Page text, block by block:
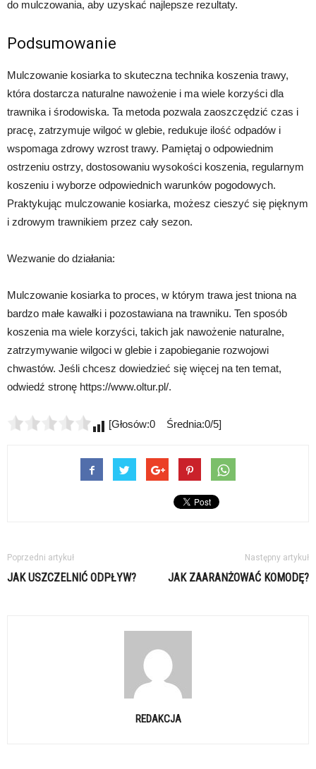
do mulczowania, aby uzyskać najlepsze rezultaty.
Podsumowanie
Mulczowanie kosiarka to skuteczna technika koszenia trawy,
która dostarcza naturalne nawożenie i ma wiele korzyści dla
trawnika i środowiska. Ta metoda pozwala zaoszczędzić czas i
pracę, zatrzymuje wilgoć w glebie, redukuje ilość odpadów i
wspomaga zdrowy wzrost trawy. Pamiętaj o odpowiednim
ostrzeniu ostrzy, dostosowaniu wysokości koszenia, regularnym
koszeniu i wyborze odpowiednich warunków pogodowych.
Praktykując mulczowanie kosiarka, możesz cieszyć się pięknym
i zdrowym trawnikiem przez cały sezon.
Wezwanie do działania:
Mulczowanie kosiarka to proces, w którym trawa jest tniona na
bardzo małe kawałki i pozostawiana na trawniku. Ten sposób
koszenia ma wiele korzyści, takich jak nawożenie naturalne,
zatrzymywanie wilgoci w glebie i zapobieganie rozwojowi
chwastów. Jeśli chcesz dowiedzieć się więcej na ten temat,
odwiedź stronę https://www.oltur.pl/.
[Głosów:0 Średnia:0/5]
Poprzedni artykuł
JAK USZCZELNIĆ ODPŁYW?
Następny artykuł
JAK ZAARANŻOWAĆ KOMODĘ?
REDAKCJA